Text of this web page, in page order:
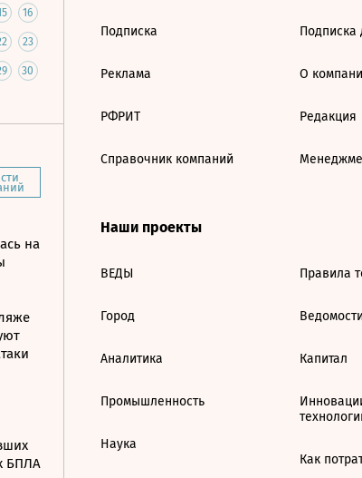
16
23
30
на
БПЛА
Подписка
Реклама
РФРИТ
Справочник компаний
Подписка
О
Редакция
Наши проекты
ВЕДЫ
Город
Аналитика
Промышленность
Наука
Правила
Капитал
Как